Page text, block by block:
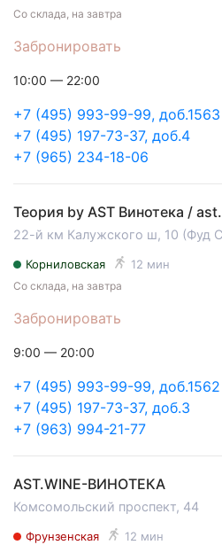
Забронировать
Со склада, на завтра
+7 (495) 993-99-99, доб.1563
+7 (495) 197-73-37, доб.4
+7 (965) 234-18-06
10:00 — 22:00
Теория by AST Винотека /
22-й км Калужского ш, 10 (Фуд
Корниловская 12 мин
Забронировать
Со склада, на завтра
+7 (495) 993-99-99, доб.1562
+7 (495) 197-73-37, доб.3
+7 (963) 994-21-77
9:00 — 20:00
AST.WINE-ВИНОТЕКА
Комсомольский проспект, 44
Фрунзенская
12 мин